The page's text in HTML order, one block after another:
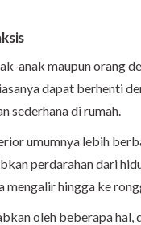
anak maupun orang
dapat berhenti
sederhana di rumah.
umumnya lebih
perdarahan dari
mengalir hingga ke
oleh beberapa hal,